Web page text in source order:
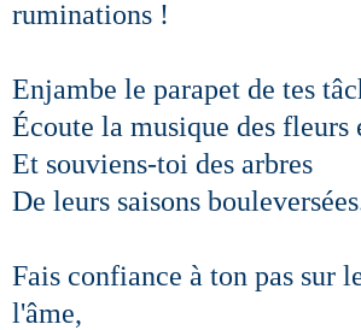
ruminations !
Enjambe le parapet de tes
Écoute la musique des fleurs
Et souviens-toi des arbres
De leurs saisons
Fais confiance à ton pas sur
l'âme,